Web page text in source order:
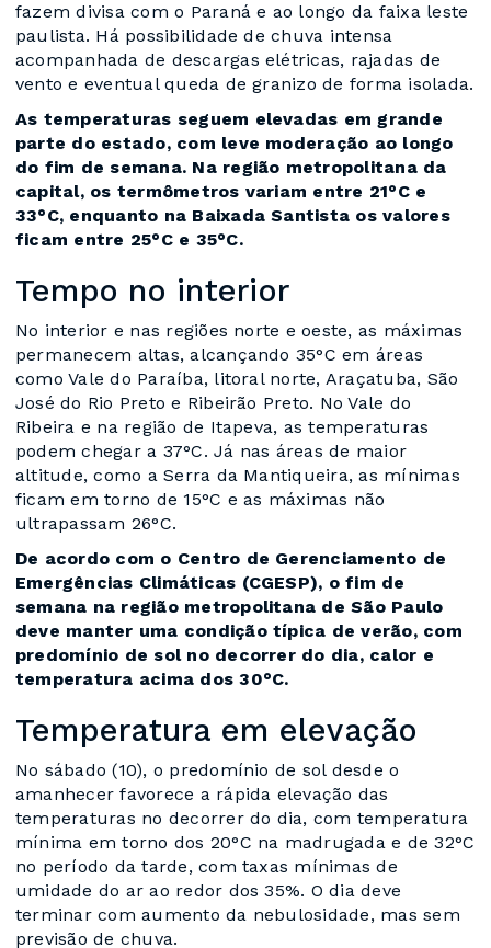
fazem divisa com o Paraná e ao longo da faixa leste
paulista. Há possibilidade de chuva intensa
acompanhada de descargas elétricas, rajadas de
vento e eventual queda de granizo de forma isolada.
As temperaturas seguem elevadas em grande
parte do estado, com leve moderação ao longo
do fim de semana. Na região metropolitana da
capital, os termômetros variam entre 21°C e
33°C, enquanto na Baixada Santista os valores
ficam entre 25°C e 35°C.
Tempo no interior
No interior e nas regiões norte e oeste, as máximas
permanecem altas, alcançando 35°C em áreas
como Vale do Paraíba, litoral norte, Araçatuba, São
José do Rio Preto e Ribeirão Preto. No Vale do
Ribeira e na região de Itapeva, as temperaturas
podem chegar a 37°C. Já nas áreas de maior
altitude, como a Serra da Mantiqueira, as mínimas
ficam em torno de 15°C e as máximas não
ultrapassam 26°C.
De acordo com o Centro de Gerenciamento de
Emergências Climáticas (CGESP), o fim de
semana na região metropolitana de São Paulo
deve manter uma condição típica de verão, com
predomínio de sol no decorrer do dia, calor e
temperatura acima dos 30°C.
Temperatura em elevação
No sábado (10), o predomínio de sol desde o
amanhecer favorece a rápida elevação das
temperaturas no decorrer do dia, com temperatura
mínima em torno dos 20°C na madrugada e de 32°C
no período da tarde, com taxas mínimas de
umidade do ar ao redor dos 35%. O dia deve
terminar com aumento da nebulosidade, mas sem
previsão de chuva.